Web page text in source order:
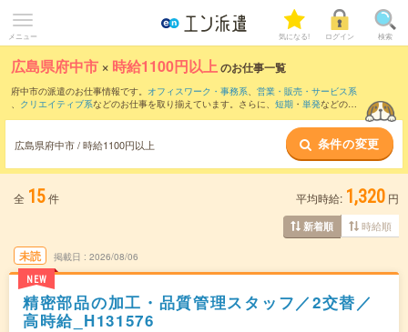
メニュー 気になる! ログイン 検索
広島県府中市 × 時給1100円以上のお仕事一覧
府中市の派遣のお仕事情報です。 オフィスワーク・事務系、 営業・販売・サービス系
、 クリエイティブ系などのお仕事を取り揃えています。さらに、 短期 ・ 単発などの期
広島県府中市 / 時給1100円以上 条件の変更
全 15件 平均時給: 1,320 円
新着順 時給順
未読
NEW
掲載日 2026/08/06
精密部品の加工・品質管理スタッフ／2交替／
高時給_H131576